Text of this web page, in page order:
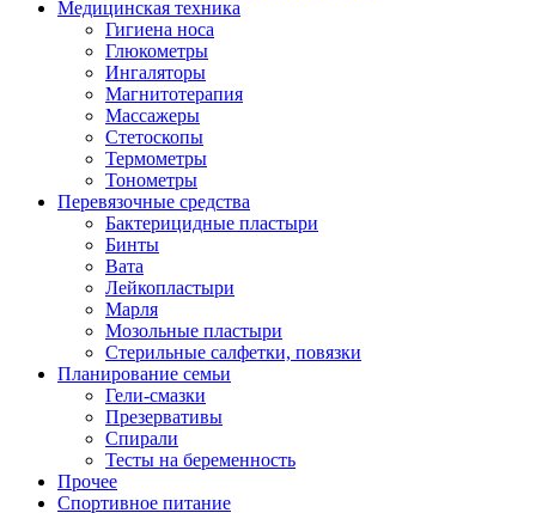
Медицинская техника
Гигиена носа
Глюкометры
Ингаляторы
Магнитотерапия
Массажеры
Стетоскопы
Термометры
Тонометры
Перевязочные средства
Бактерицидные пластыри
Бинты
Вата
Лейкопластыри
Марля
Мозольные пластыри
Стерильные салфетки, повязки
Планирование семьи
Гели-смазки
Презервативы
Спирали
Тесты на беременность
Прочее
Спортивное питание